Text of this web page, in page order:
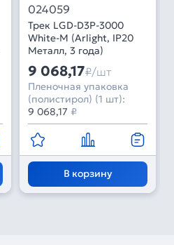
024059
Трек LGD-D3P-3000
White-M (Arlight, IP20
Металл, 3 года)
9 068,17₽/шт
Пленочная упаковка
(полистирол) (1 шт):
9 068,17 ₽
В корзину